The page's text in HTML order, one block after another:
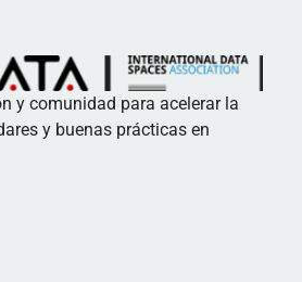
y comunidad para acelerar la
y buenas prácticas en